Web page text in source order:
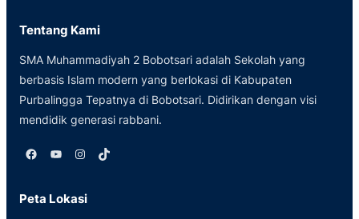
Tentang Kami
SMA Muhammadiyah 2 Bobotsari adalah Sekolah yang
berbasis Islam modern yang berlokasi di Kabupaten
Purbalingga Tepatnya di Bobotsari. Didirikan dengan visi
mendidik generasi rabbani.
Facebook YouTube Instagram TikTok
Peta Lokasi